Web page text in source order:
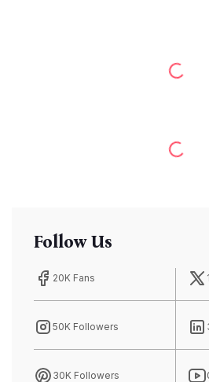
Follow Us
20K Fans
50K Followers
30K Followers